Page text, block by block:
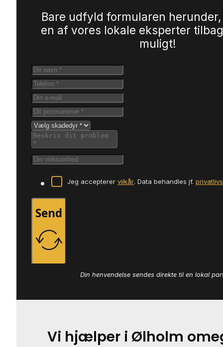
Bare udfyld formularen
en af vores lokale eksperter
muligt!
Jeg accepterer vilkår. Data behandles jf.
Send
Din henvendelse sendes direkte til en lokal
Vi hjælper i Ølholm